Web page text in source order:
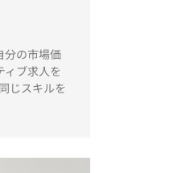
分の市場価
ブ求人を
じスキルを